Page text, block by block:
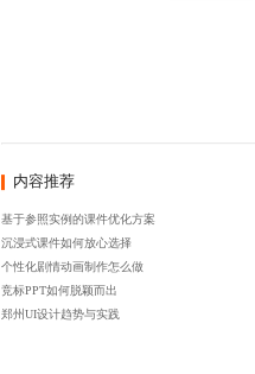
内容推荐
基于参照实例的课件优化方案
沉浸式课件如何放心选择
个性化剧情动画制作怎么做
竞标PPT如何脱颖而出
郑州UI设计趋势与实践